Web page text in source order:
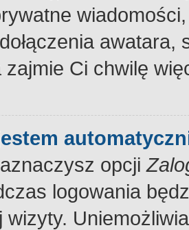
zajmie Ci chwilę
opcji
logowania
wizyty.